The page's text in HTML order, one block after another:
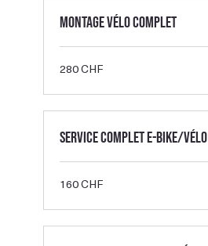
Montage vélo complet
francs
280 CHF
Service complet E-bike/Vélo
francs
160 CHF